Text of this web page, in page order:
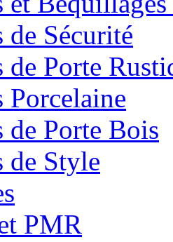
de Sécurité
de Porte
Porcelaine
de Porte Bois
de Style
PMR